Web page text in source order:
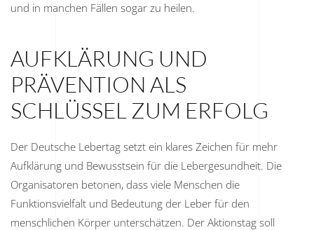
und in manchen Fällen sogar zu heilen.
AUFKLÄRUNG UND
PRÄVENTION ALS
SCHLÜSSEL ZUM ERFOLG
Der Deutsche Lebertag setzt ein klares Zeichen für mehr
Aufklärung und Bewusstsein für die Lebergesundheit. Die
Organisatoren betonen, dass viele Menschen die
Funktionsvielfalt und Bedeutung der Leber für den
menschlichen Körper unterschätzen. Der Aktionstag soll